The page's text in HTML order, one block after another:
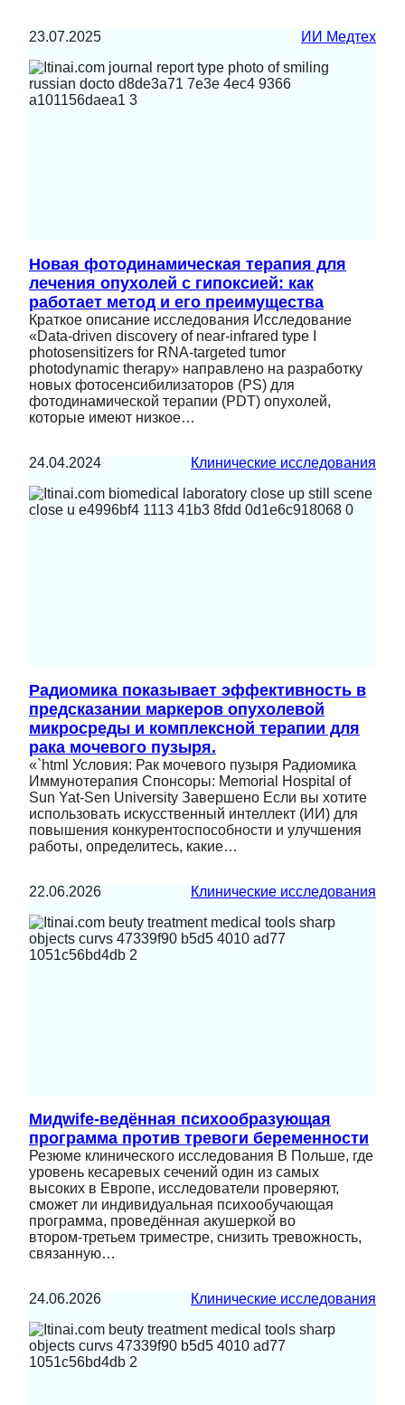
23.07.2025 ИИ Медтех
Новая фотодинамическая терапия для
лечения опухолей с гипоксией: как
работает метод и его преимущества
Краткое описание исследования Исследование
«Data-driven discovery of near-infrared type I
photosensitizers for RNA-targeted tumor
photodynamic therapy» направлено на разработку
новых фотосенсибилизаторов (PS) для
фотодинамической терапии (PDT) опухолей,
которые имеют низкое…
24.04.2024 Клинические исследования
Радиомика показывает эффективность в
предсказании маркеров опухолевой
микросреды и комплексной терапии для
рака мочевого пузыря.
«`html Условия: Рак мочевого пузыря Радиомика
Иммунотерапия Спонсоры: Memorial Hospital of
Sun Yat-Sen University Завершено Если вы хотите
использовать искусственный интеллект (ИИ) для
повышения конкурентоспособности и улучшения
работы, определитесь, какие…
22.06.2026 Клинические исследования
Мидwife‑ведённая психообразующая
программа против тревоги беременности
Резюме клинического исследования В Польше, где
уровень кесаревых сечений один из самых
высоких в Европе, исследователи проверяют,
сможет ли индивидуальная психообучающая
программа, проведённая акушеркой во
втором‑третьем триместре, снизить тревожность,
связанную…
24.06.2026 Клинические исследования